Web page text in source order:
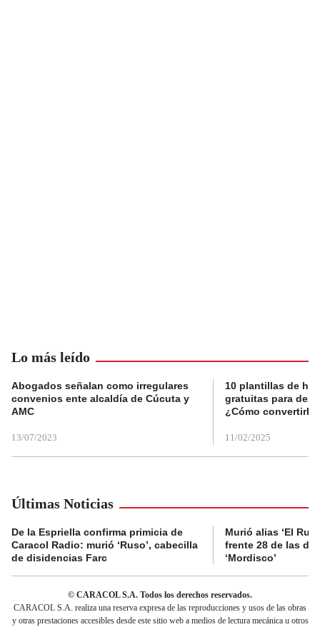
Lo más leído
Abogados señalan como irregulares
convenios ente alcaldía de Cúcuta y
AMC
13/07/2023
10 plantillas de
gratuitas para
¿Cómo convertirla
11/02/2025
Últimas Noticias
De la Espriella confirma primicia de
Caracol Radio: murió ‘Ruso’, cabecilla
de disidencias Farc
Murió alias ‘El
frente 28 de las
‘Mordisco’
© CARACOL S.A. Todos los derechos reservados.
CARACOL S.A. realiza una reserva expresa de las reproducciones y usos de las obras
y otras prestaciones accesibles desde este sitio web a medios de lectura mecánica u otros